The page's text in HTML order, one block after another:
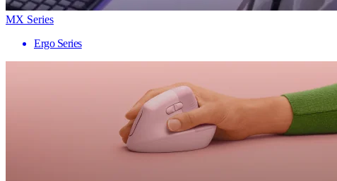
MX Series
Ergo Series